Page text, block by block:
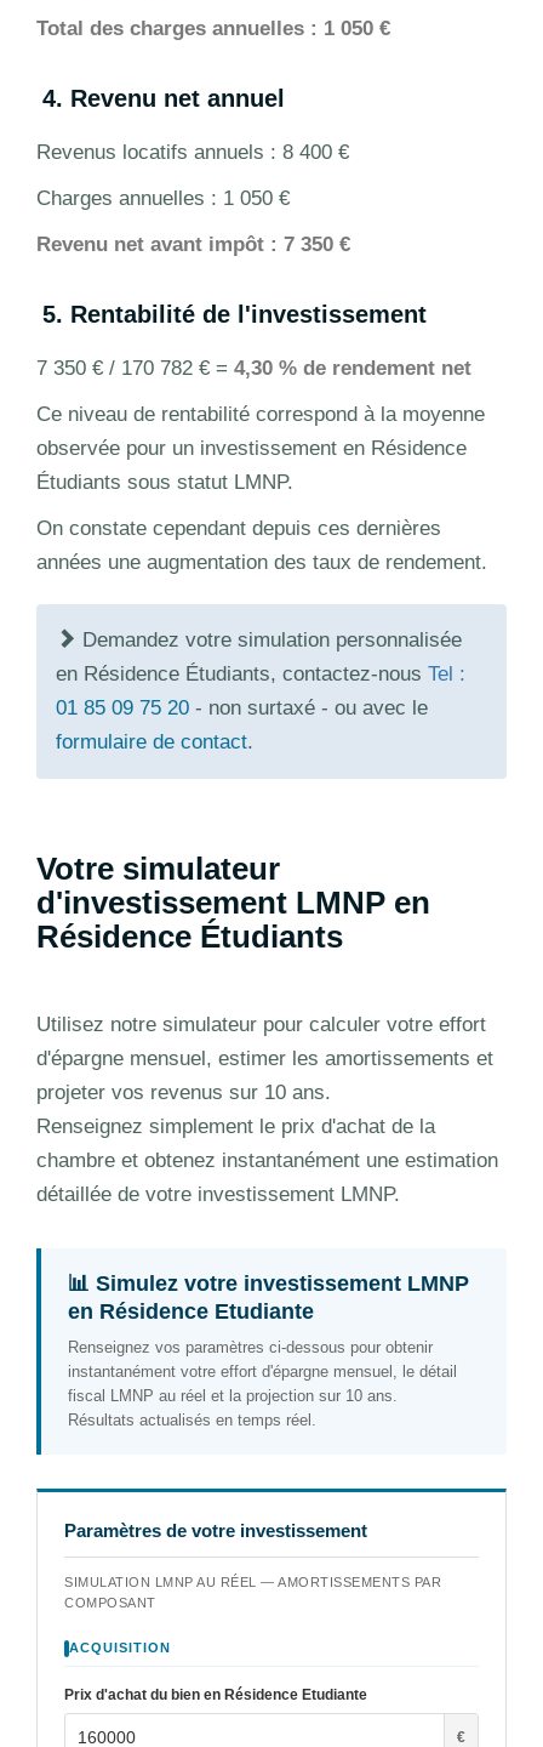
Total des charges annuelles : 1 050 €
4. Revenu net annuel
Revenus locatifs annuels : 8 400 €
Charges annuelles : 1 050 €
Revenu net avant impôt : 7 350 €
5. Rentabilité de l'investissement
7 350 € / 170 782 € = 4,30 % de rendement net
Ce niveau de rentabilité correspond à la moyenne
observée pour un investissement en Résidence
Étudiants sous statut LMNP.
On constate cependant depuis ces dernières
années une augmentation des taux de rendement.
Demandez votre simulation personnalisée
en Résidence Étudiants, contactez-nous Tel :
01 85 09 75 20 - non surtaxé - ou avec le
formulaire de contact.
Votre simulateur
d'investissement LMNP en
Résidence Étudiants
Utilisez notre simulateur pour calculer votre effort
d'épargne mensuel, estimer les amortissements et
projeter vos revenus sur 10 ans.
Renseignez simplement le prix d'achat de la
chambre et obtenez instantanément une estimation
détaillée de votre investissement LMNP.
📊 Simulez votre investissement LMNP
en Résidence Etudiante
Renseignez vos paramètres ci-dessous pour obtenir
instantanément votre effort d'épargne mensuel, le détail
fiscal LMNP au réel et la projection sur 10 ans.
Résultats actualisés en temps réel.
Paramètres de votre investissement
SIMULATION LMNP AU RÉEL — AMORTISSEMENTS PAR
COMPOSANT
ACQUISITION
Prix d'achat du bien en Résidence Etudiante
€